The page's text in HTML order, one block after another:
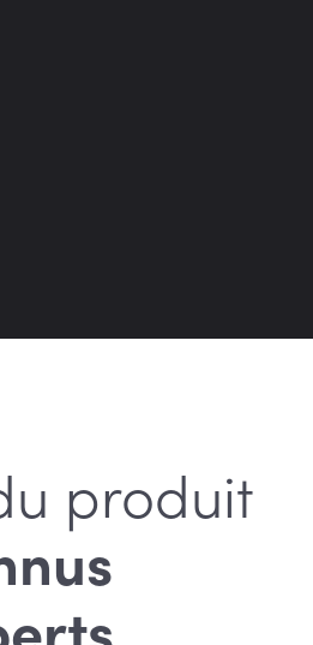
produit